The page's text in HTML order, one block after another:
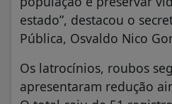
estado”, destacou o
Pública, Osvaldo Nico
Os latrocínios, roubos
apresentaram redução